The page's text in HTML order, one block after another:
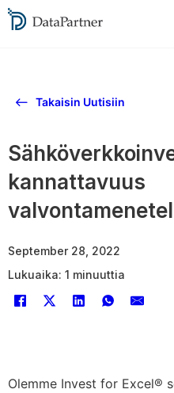
Takaisin Uutisiin
kannattavuus
September 28, 2022
Lukuaika: 1 minuuttia
Olemme Invest for Excel®